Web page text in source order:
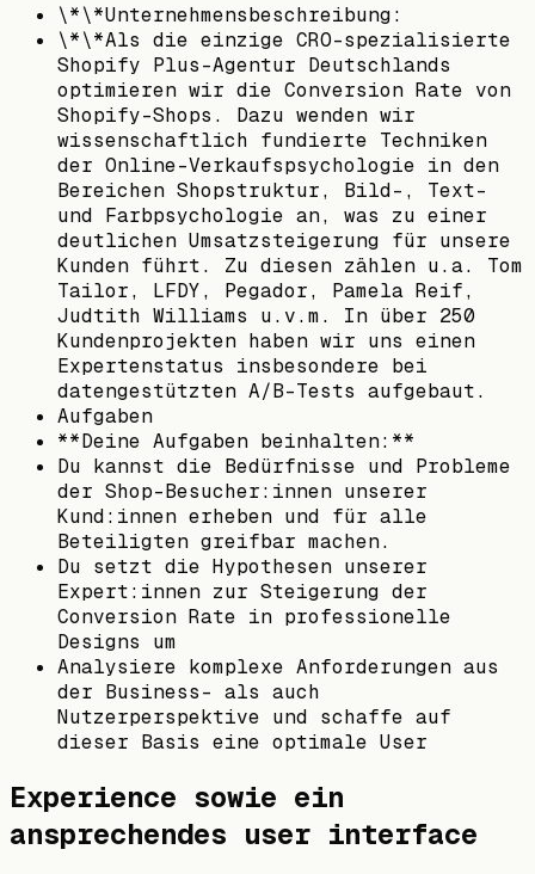
\*\*Unternehmensbeschreibung:
\*\*Als die einzige CRO-spezialisierte
Shopify Plus-Agentur Deutschlands
optimieren wir die Conversion Rate von
Shopify-Shops. Dazu wenden wir
wissenschaftlich fundierte Techniken
der Online-Verkaufspsychologie in den
Bereichen Shopstruktur, Bild-, Text-
und Farbpsychologie an, was zu einer
deutlichen Umsatzsteigerung für unsere
Kunden führt. Zu diesen zählen u.a. Tom
Tailor, LFDY, Pegador, Pamela Reif,
Judtith Williams u.v.m. In über 250
Kundenprojekten haben wir uns einen
Expertenstatus insbesondere bei
datengestützten A/B-Tests aufgebaut.
Aufgaben
**Deine Aufgaben beinhalten:**
Du kannst die Bedürfnisse und Probleme
der Shop-Besucher:innen unserer
Kund:innen erheben und für alle
Beteiligten greifbar machen.
Du setzt die Hypothesen unserer
Expert:innen zur Steigerung der
Conversion Rate in professionelle
Designs um
Analysiere komplexe Anforderungen aus
der Business- als auch
Nutzerperspektive und schaffe auf
dieser Basis eine optimale User
Experience sowie ein
ansprechendes user interface